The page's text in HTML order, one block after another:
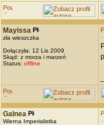
Mayissa
zła wieszczka
Dołączyła: 12 Lis 2009
Skąd: z morza i marzeń
Status: offline
Galnea
Wierna Imperialistka